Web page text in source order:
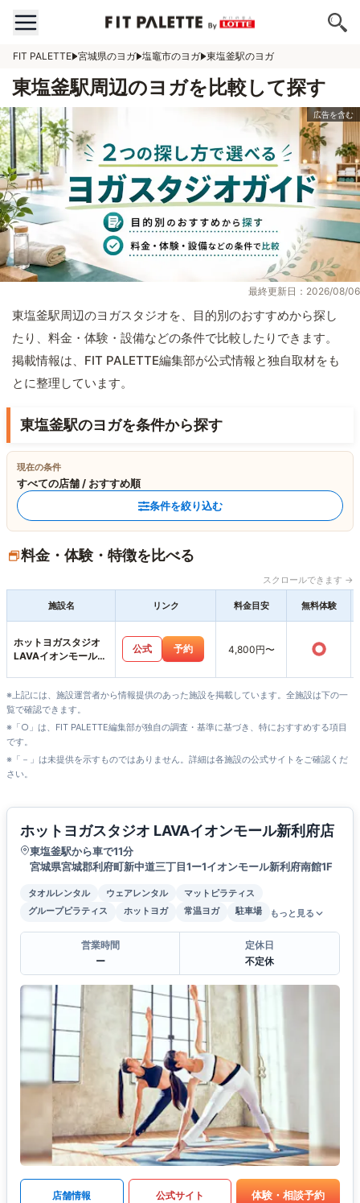
FIT PALETTE 宮城県のヨガ 塩竈市のヨガ 東塩釜駅のヨガ
東塩釜駅周辺のヨガを比較して探す
最終更新日：2026/08/06
東塩釜駅周辺のヨガスタジオを、目的別のおすすめから探し
たり、料金・体験・設備などの条件で比較したりできます。
掲載情報は、FIT PALETTE編集部が公式情報と独自取材をも
とに整理しています。
東塩釜駅のヨガを条件から探す
現在の条件
すべての店舗 / おすすめ順
条件を絞り込む
料金・体験・特徴を比べる
スクロールできます →
施設名 リンク 料金目安 無料体験
ホットヨガスタジオ
LAVAイオンモール新
公式 予約 4,800円〜 ○
※上記には、施設運営者から情報提供のあった施設を掲載しています。全施設は下の一
覧で確認できます。
※「○」は、FIT PALETTE編集部が独自の調査・基準に基づき、特におすすめする項目
です。
※「－」は未提供を示すものではありません。詳細は各施設の公式サイトをご確認くだ
さい。
ホットヨガスタジオ LAVAイオンモール新利府店
東塩釜駅から車で11分
宮城県宮城郡利府町新中道三丁目1ー1イオンモール新利府南館1F
タオルレンタル ウェアレンタル
マットピラティス
グループピラティス
ホットヨガ 常温ヨガ 駐車場 もっと見る
営業時間
ー
定休日
不定休
店舗情報 公式サイト 体験・相談予約